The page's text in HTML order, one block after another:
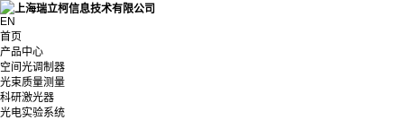
EN
首页
产品中心
空间光调制器
光束质量测量
科研激光器
光电实验系统